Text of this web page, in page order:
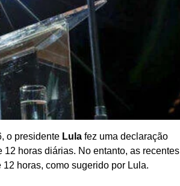
o presidente Lula fez uma declaração
horas diárias. No entanto, as recentes
horas, como sugerido por Lula.